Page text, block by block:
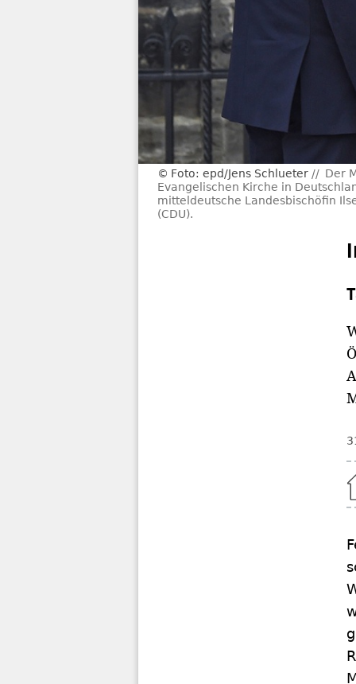
Foto: epd/Jens Schlueter
Der
Evangelischen Kirche in
mitteldeutsche Landesbischöfin
(CDU).